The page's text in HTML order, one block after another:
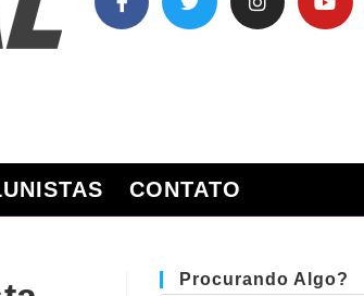
CONTATO
Procurando Algo?